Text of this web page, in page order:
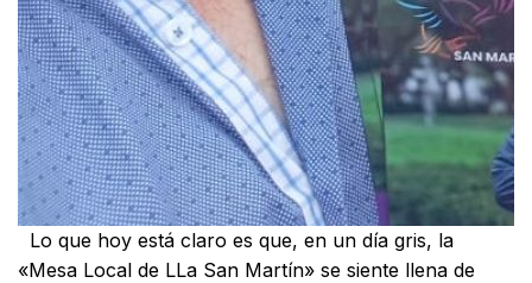
Lo que hoy está claro es que, en un día gris, la
«Mesa Local de LLa San Martín» se siente llena de